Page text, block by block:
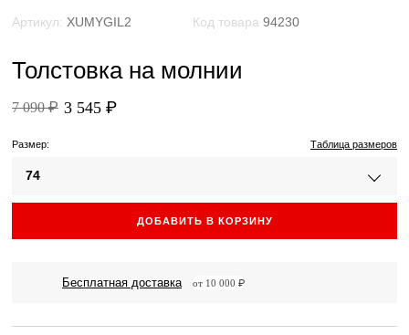
Артикул: XUMYGIL2 Код товара 94230
Толстовка на молнии
7 090 ₽ 3 545 ₽
Размер: Таблица размеров
74
ДОБАВИТЬ В КОРЗИНУ
Бесплатная доставка от 10 000 ₽